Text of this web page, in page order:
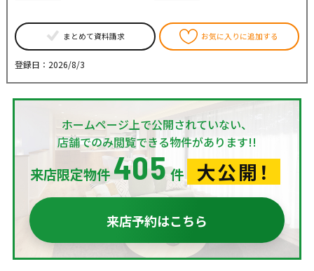
まとめて資料請求 お気に入りに追加する
登録日：2026/8/3
ホームページ上で公開されていない、
店舗でのみ閲覧できる物件があります!!
来店限定物件 405件 大公開！
来店予約はこちら